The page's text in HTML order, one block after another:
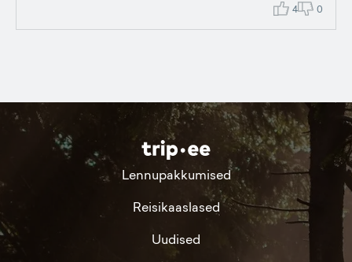
4 0
Lennupakkumised
Reisikaaslased
Uudised